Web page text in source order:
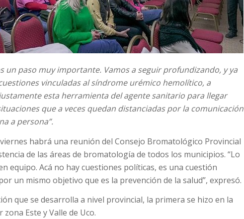
un paso muy importante. Vamos a seguir profundizando, y ya
vinculadas al síndrome urémico hemolítico, a
esta herramienta del agente sanitario para llegar
que a veces quedan distanciadas por la comunicación
a persona”.
habrá una reunión del Consejo Bromatológico Provincial
de las áreas de bromatología de todos los municipios. “Lo
equipo. Acá no hay cuestiones políticas, es una cuestión
un mismo objetivo que es la prevención de la salud”, expresó.
que se desarrolla a nivel provincial, la primera se hizo en la
Este y Valle de Uco.